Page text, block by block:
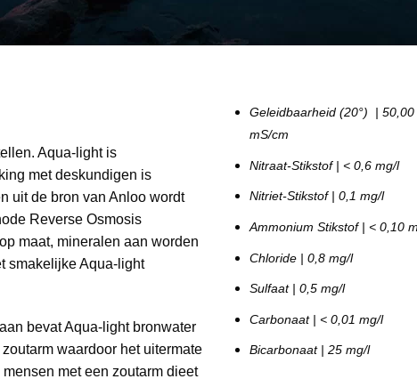
Aqua-light is
met deskundigen is
uit de bron van Anloo wordt
Reverse Osmosis
maat, mineralen aan worden
smakelijke Aqua-light
bevat Aqua-light bronwater
waardoor het uitermate
met een zoutarm dieet
Geleidbaarheid (20°) | 50,00
mS/cm
Nitraat-Stikstof | < 0,6 mg/l
Nitriet-Stikstof | 0,1 mg/l
Ammonium Stikstof | < 0,10
Chloride | 0,8 mg/l
Sulfaat | 0,5 mg/l
Carbonaat | < 0,01 mg/l
Bicarbonaat | 25 mg/l